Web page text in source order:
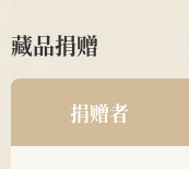
藏品捐赠
捐赠者
南京中医药大学2011级
针推112班顾珂溢、薛昊